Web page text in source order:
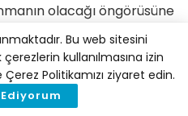
olacağı öngörüsüne
modele göre yaz
2-3 dereceyken, kış
2-3, diğer bölgelerde
Bu web sitesini
kullanılmasına izin
Politikamızı ziyaret edin.